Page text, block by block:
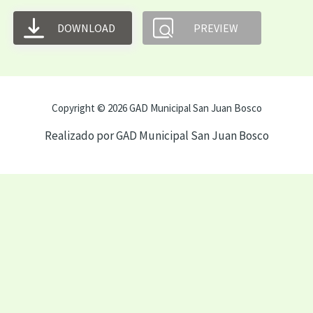
DOWNLOAD PREVIEW
Copyright © 2026 GAD Municipal San Juan Bosco
Realizado por GAD Municipal San Juan Bosco